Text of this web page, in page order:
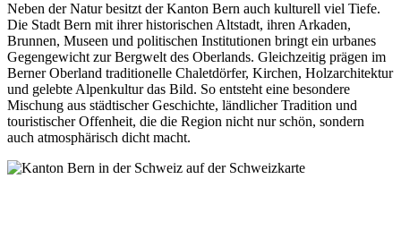
Neben der Natur besitzt der Kanton Bern auch kulturell viel Tiefe.
Die Stadt Bern mit ihrer historischen Altstadt, ihren Arkaden,
Brunnen, Museen und politischen Institutionen bringt ein urbanes
Gegengewicht zur Bergwelt des Oberlands. Gleichzeitig prägen im
Berner Oberland traditionelle Chaletdörfer, Kirchen, Holzarchitektur
und gelebte Alpenkultur das Bild. So entsteht eine besondere
Mischung aus städtischer Geschichte, ländlicher Tradition und
touristischer Offenheit, die die Region nicht nur schön, sondern
auch atmosphärisch dicht macht.